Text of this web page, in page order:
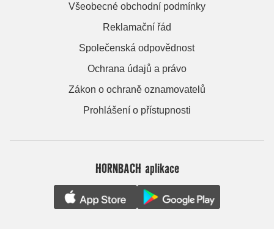
Všeobecné obchodní podmínky
Reklamační řád
Společenská odpovědnost
Ochrana údajů a právo
Zákon o ochraně oznamovatelů
Prohlášení o přístupnosti
HORNBACH aplikace